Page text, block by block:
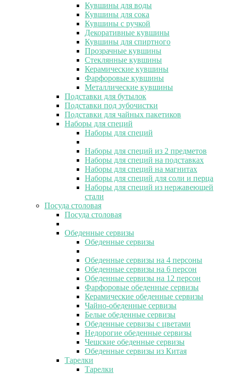
Кувшины для воды
Кувшины для сока
Кувшины с ручкой
Декоративные кувшины
Кувшины для спиртного
Прозрачные кувшины
Стеклянные кувшины
Керамические кувшины
Фарфоровые кувшины
Металлические кувшины
Подставки для бутылок
Подставки под зубочистки
Подставки для чайных пакетиков
Наборы для специй
Наборы для специй
Наборы для специй из 2 предметов
Наборы для специй на подставках
Наборы для специй на магнитах
Наборы для специй для соли и перца
Наборы для специй из нержавеющей
стали
Посуда столовая
Посуда столовая
Обеденные сервизы
Обеденные сервизы
Обеденные сервизы на 4 персоны
Обеденные сервизы на 6 персон
Обеденные сервизы на 12 персон
Фарфоровые обеденные сервизы
Керамические обеденные сервизы
Чайно-обеденные сервизы
Белые обеденные сервизы
Обеденные сервизы с цветами
Недорогие обеденные сервизы
Чешские обеденные сервизы
Обеденные сервизы из Китая
Тарелки
Тарелки